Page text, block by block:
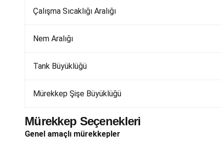
Çalışma Sıcaklığı Aralığı
Nem Aralığı
Tank Büyüklüğü
Mürekkep Şişe Büyüklüğü
Mürekkep Seçenekleri
Genel amaçlı mürekkepler